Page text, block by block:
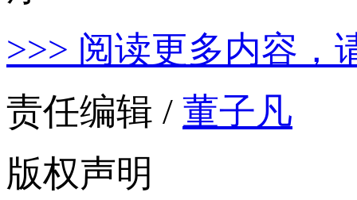
>>> 阅读更多内容，
责任编辑 / 董子凡
版权声明